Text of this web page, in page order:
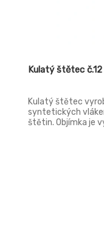
Kulatý štětec č.12
Kulatý štětec
syntetických
štětin. Objímka je